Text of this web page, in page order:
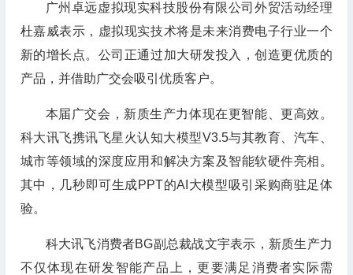
广州卓远虚拟现实科技股份有限公司外贸活动经理
杜嘉威表示，虚拟现实技术将是未来消费电子行业一个
新的增长点。公司正通过加大研发投入，创造更优质的
产品，并借助广交会吸引优质客户。
本届广交会，新质生产力体现在更智能、更高效。
科大讯飞携讯飞星火认知大模型V3.5与其教育、汽车、
城市等领域的深度应用和解决方案及智能软硬件亮相。
其中，几秒即可生成PPT的AI大模型吸引采购商驻足体
验。
科大讯飞消费者BG副总裁战文宇表示，新质生产力
不仅体现在研发智能产品上，更要满足消费者实际需